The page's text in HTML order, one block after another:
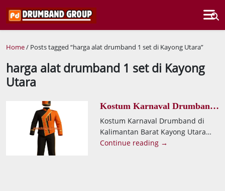
Home/ Posts tagged “harga alat drumband 1 set di Kayong Utara”
harga alat drumband 1 set di Kayong
Utara
Kostum Karnaval Drumband
di Kalimantan Barat Kayong
Utara Pulau Maya Desa
Dusun Kecil
Kostum Karnaval Drumband di
Kalimantan Barat Kayong Utara
Pulau Maya Desa Dusun Kecil.
Continue reading →